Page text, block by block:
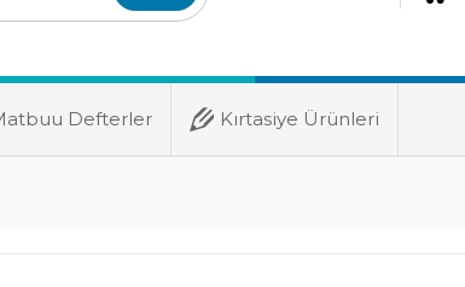
Defterler Kırtasiye Ürünleri